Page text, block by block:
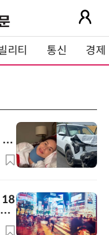
리티 통신 경제
18